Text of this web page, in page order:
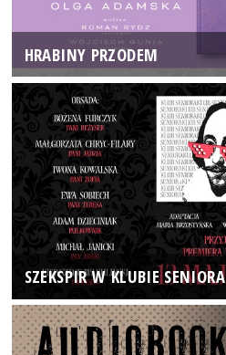
HRABINY PRZODEM
SZEKSPIR W KLUBIE SENIORA